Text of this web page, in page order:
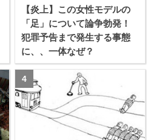
【炎上】この女性モデルの
「足」について論争勃発！
犯罪予告まで発生する事態
に、、一体なぜ？